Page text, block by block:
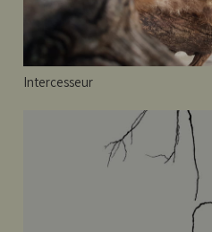
Intercesseur